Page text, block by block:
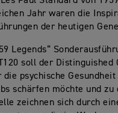
Jahr waren die
der heutigen
Legends“
soll der Distinguished
psychische
schärfen möchte und
zeichnen sich durch